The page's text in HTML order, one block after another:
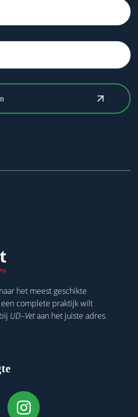
het meest geschikte
complete praktijk wilt
UD–Vetaan het juiste adres.